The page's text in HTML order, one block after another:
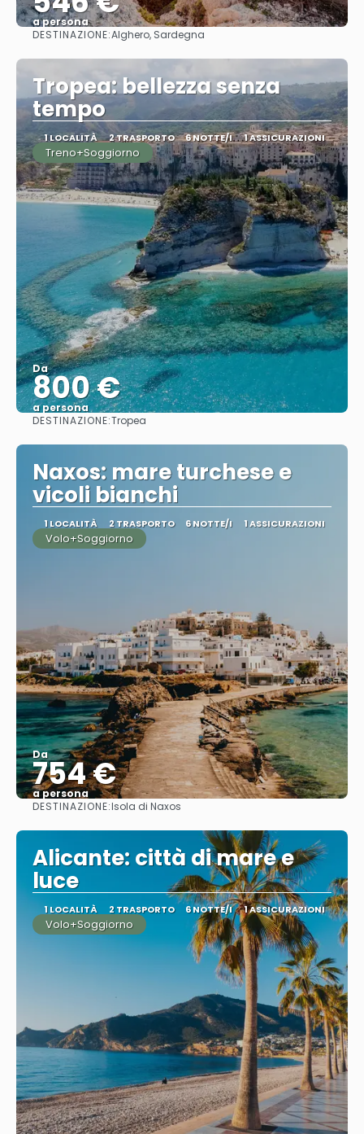
a persona
Vedere
DESTINAZIONE:Alghero, Sardegna
Tropea: bellezza senza
tempo
1 LOCALITÀ 2 TRASPORTO 6 NOTTE/I 1 ASSICURAZIONI
Treno+Soggiorno
Da
800 €
a persona
DESTINAZIONE:Tropea
Naxos: mare turchese e
vicoli bianchi
1 LOCALITÀ 2 TRASPORTO 6 NOTTE/I 1 ASSICURAZIONI
Volo+Soggiorno
Da
754 €
a persona
Vedere
DESTINAZIONE:Isola di Naxos
Alicante: città di mare e
luce
1 LOCALITÀ 2 TRASPORTO 6 NOTTE/I 1 ASSICURAZIONI
Volo+Soggiorno